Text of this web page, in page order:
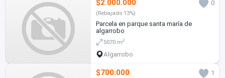
$2.000.000 0
(Rebajado 13%)
Parcela en parque santa maría de
algarrobo
5070 m2
Algarrobo
$700.000
1